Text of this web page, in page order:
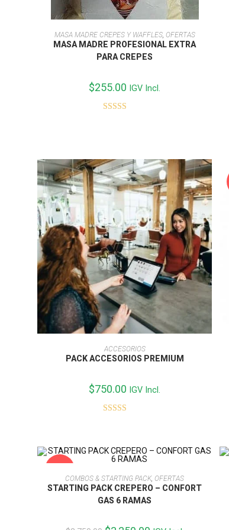
AÑADIR AL CARRITO
MASA MADRE CREPES Y WAFFLES, OFERTAS
MASA MADRE PROFESIONAL EXTRA
PARA CREPES
$255.00 IGV Incl.
AÑADIR AL CARRITO
ACCESORIOS
PACK ACCESORIOS PREMIUM
$750.00 IGV Incl.
AÑADIR AL CARRITO
COMBOS & STARTING PACK,OFERTAS
STARTING PACK CREPERO – CONFORT
GAS 6 RAMAS